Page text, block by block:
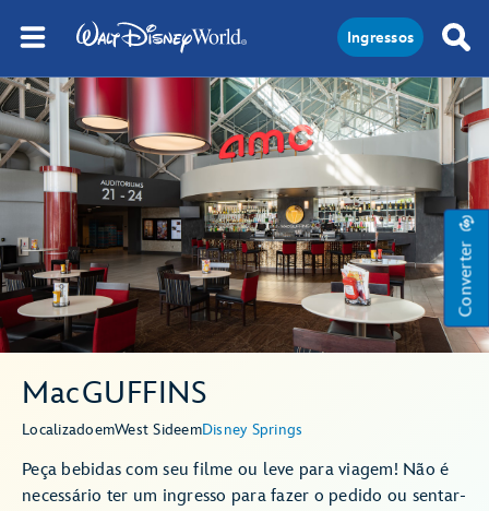
Ingressos
Converter
MacGUFFINS
LocalizadoemWest SideemDisney Springs
Peça bebidas com seu filme ou leve para viagem! Não é
necessário ter um ingresso para fazer o pedido ou sentar-